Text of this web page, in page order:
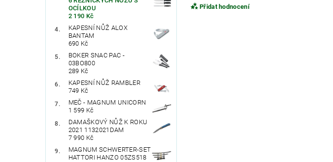
OCÍLKOU
2 190 Kč
KAPESNÍ NŮŽ ALOX
BANTAM
690 Kč
BOKER SNAC PAC -
03BO800
289 Kč
KAPESNÍ NŮŽ RAMBLER
749 Kč
MEČ - MAGNUM UNICORN
1 599 Kč
DAMAŠKOVÝ NŮŽ K ROKU
2021 1132021DAM
7 990 Kč
MAGNUM SCHWERTER-SET
HATTORI HANZO 05ZS518
Přidat hodnocení